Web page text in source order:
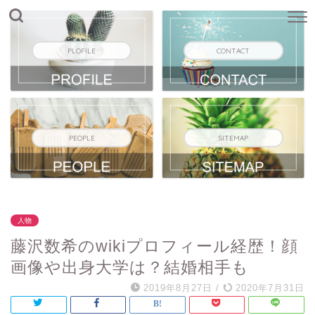
PLOFILE CONTACT
PEOPLE SITEMAP
人物
藤沢数希のwikiプロフィール経歴！顔
画像や出身大学は？結婚相手も
2019年8月27日 / 2020年7月31日